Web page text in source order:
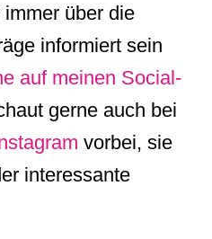
über die
informiert sein
auf meinen Social-
gerne auch bei
vorbei, sie
interessante